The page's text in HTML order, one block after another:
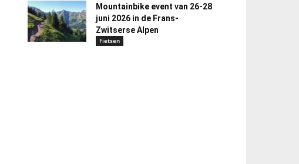
Mountainbike event van 26-28
juni 2026 in de Frans-
Zwitserse Alpen
Fietsen